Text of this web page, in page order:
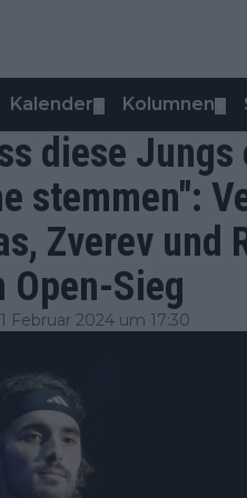
Kalender Kolumnen
diese Jungs
stemmen":
Zverev und
Open-Sieg
Februar 2024 um 17:30